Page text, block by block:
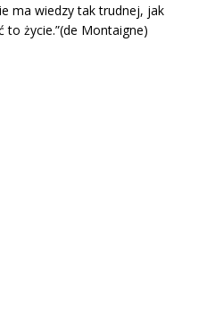
ma wiedzy tak trudnej, jak
to życie.”(de Montaigne)